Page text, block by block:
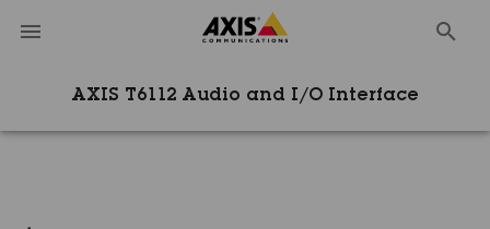
AXIS T6112 Audio and I/O Interface